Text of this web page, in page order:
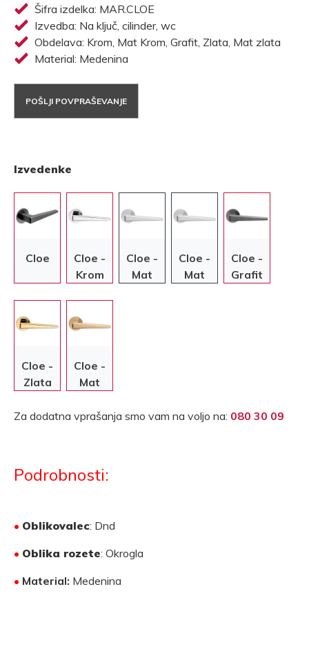
Šifra izdelka: MAR.CLOE
Izvedba: Na ključ, cilinder, wc
Obdelava: Krom, Mat Krom, Grafit, Zlata, Mat zlata
Material: Medenina
POŠLJI POVPRAŠEVANJE
Izvedenke
Cloe
Cloe -
Krom
Cloe -
Mat
Cloe -
Mat
Cloe -
Grafit
Cloe -
Zlata
Cloe -
Mat
Za dodatna vprašanja smo vam na voljo na: 080 30 09
Podrobnosti:
• Oblikovalec: Dnd
• Oblika rozete: Okrogla
• Material: Medenina